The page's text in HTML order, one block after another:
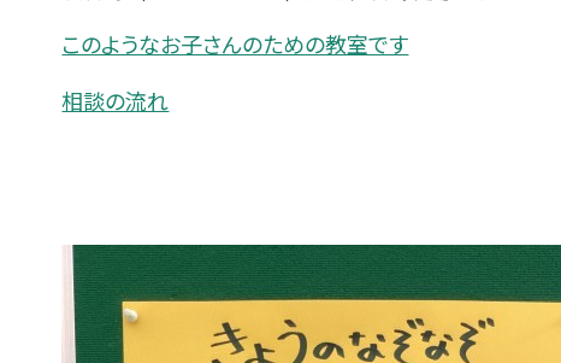
このようなお子さんのための教室です
相談の流れ